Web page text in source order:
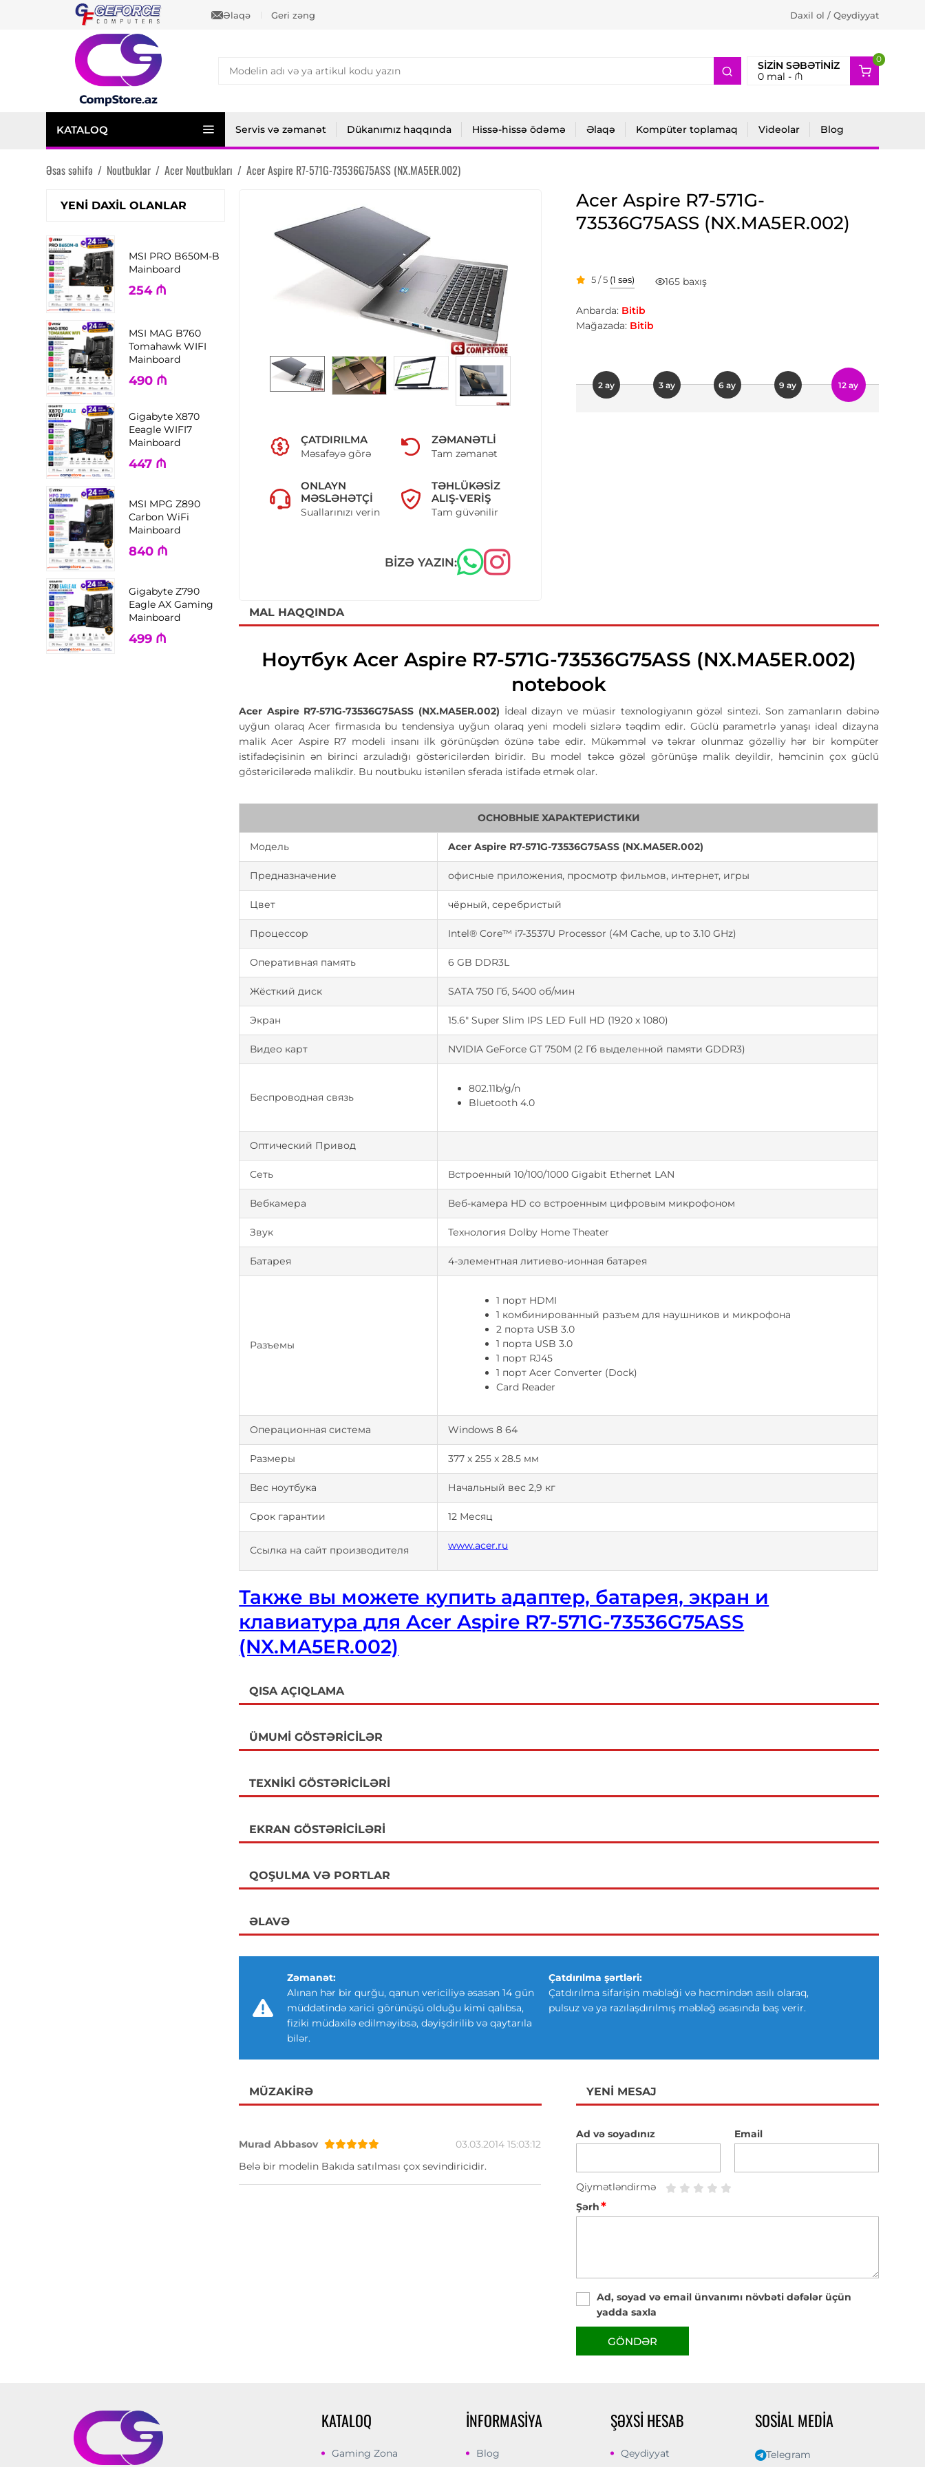
Əlaqə Geri zəng Daxil ol / Qeydiyyat
SIZIN SƏBƏTINIZ
0mal - ₼
0
2
KATALOQ Servis və zəmanət Dükanımız haqqında Hissə-hissə ödəmə Əlaqə Kompüter toplamaq Videolar Blog
Əsas səhifə / Noutbuklar / Acer Noutbukları / Acer Aspire R7-571G-73536G75ASS (NX.MA5ER.002)
YENI DAXIL OLANLAR
MSI PRO B650M-B
Mainboard
254 ₼
MSI MAG B760
Tomahawk WIFI
Mainboard
490 ₼
Gigabyte X870
Eeagle WIFI7
Mainboard
447 ₼
MSI MPG Z890
Carbon WiFi
Mainboard
840 ₼
Gigabyte Z790
Eagle AX Gaming
Mainboard
499 ₼
ÇATDIRILMA
Məsafəyə görə
ZƏMANƏTLI
Tam zəmanət
ONLAYN
MƏSLƏHƏTÇI
Suallarınızı verin
TƏHLÜKƏSIZ
ALIŞ-VERIŞ
Tam güvənilir
BIZƏ YAZIN:
Acer Aspire R7-571G-
73536G75ASS (NX.MA5ER.002)
5 / 5 (1 səs) 165 baxış
Anbarda: Bitib
Mağazada: Bitib
2 ay 3 ay 6 ay 9 ay 12 ay
MAL HAQQINDA
Ноутбук Acer Aspire R7-571G-73536G75ASS (NX.MA5ER.002)
notebook
Acer Aspire R7-571G-73536G75ASS (NX.MA5ER.002) İdeal dizayn ve müasir texnologiyanın gözəl sintezi. Son zamanların dəbinə
uyğun olaraq Acer firmasıda bu tendensiya uyğun olaraq yeni modeli sizlərə təqdim edir. Güclü parametrlə yanaşı ideal dizayna
malik Acer Aspire R7 modeli insanı ilk görünüşdən özünə tabe edir. Mükəmməl və təkrar olunmaz gözəlliy hər bir kompüter
istifadəçisinin ən birinci arzuladığı göstəricilərdən biridir. Bu model təkcə gözəl görünüşə malik deyildir, həmcinin çox güclü
göstəricilərədə malikdir. Bu noutbuku istənilən sferada istifadə etmək olar.
ОСНОВНЫЕ ХАРАКТЕРИСТИКИ
Модель Acer Aspire R7-571G-73536G75ASS (NX.MA5ER.002)
Предназначение офисные приложения, просмотр фильмов, интернет, игры
Цвет чёрный, серебристый
Процессор Intel® Core™ i7-3537U Processor (4M Cache, up to 3.10 GHz)
Оперативная память 6 GB DDR3L
Жёсткий диск SATA 750 Гб, 5400 об/мин
Экран 15.6" Super Slim IPS LED Full HD (1920 x 1080)
Видео карт NVIDIA GeForce GT 750M (2 Гб выделенной памяти GDDR3)
Беспроводная связь
802.11b/g/n
Bluetooth 4.0
Оптический Привод
Сеть Встроенный 10/100/1000 Gigabit Ethernet LAN
Вебкамера Веб-камера HD со встроенным цифровым микрофоном
Звук Технология Dolby Home Theater
Батарея 4-элементная литиево-ионная батарея
Разъемы
1 порт HDMI
1 комбинированный разъем для наушников и микрофона
2 порта USB 3.0
1 порта USB 3.0
1 порт RJ45
1 порт Acer Converter (Dock)
Card Reader
Операционная система Windows 8 64
Размеры 377 x 255 x 28.5 мм
Вес ноутбука Начальный вес 2,9 кг
Срок гарантии 12 Месяц
Ссылка на сайт производителя www.acer.ru
Также вы можете купить адаптер, батарея, экран и
клавиатура для Acer Aspire R7-571G-73536G75ASS
(NX.MA5ER.002)
QISA AÇIQLAMA
ÜMUMI GÖSTƏRICILƏR
TEXNIKI GÖSTƏRICILƏRI
EKRAN GÖSTƏRICILƏRI
QOŞULMA VƏ PORTLAR
ƏLAVƏ
Zəmanət:
Alınan hər bir qurğu, qanun vericiliyə əsasən 14 gün
müddətində xarici görünüşü olduğu kimi qalıbsa,
fiziki müdaxilə edilməyibsə, dəyişdirilib və qaytarıla
bilər.
Çatdırılma şərtləri:
Çatdırılma sifarişin məbləği və həcmindən asılı olaraq,
pulsuz və ya razılaşdırılmış məbləğ əsasında baş verir.
MÜZAKIRƏ
Murad Abbasov
03.03.2014 15:03:12
Belə bir modelin Bakıda satılması çox sevindiricidir.
YENI MESAJ
Ad və soyadınız Email
Qiymətləndirmə
Şərh*
Ad, soyad və email ünvanımı növbəti dəfələr üçün
yadda saxla
GÖNDƏR
KATALOQ
Gaming Zona
İNFORMASIYA
Blog
ŞƏXSI HESAB
Qeydiyyat
SOSIAL MEDIA
Telegram